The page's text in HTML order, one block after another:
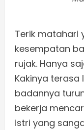
Terik matahari
kesempatan
rujak. Hanya
Kakinya terasa
badannya
bekerja
istri yang